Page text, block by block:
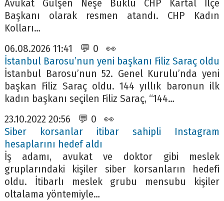
Avukat Gülşen Neşe Büklü CHP Kartal İlçe
Başkanı olarak resmen atandı. CHP Kadın
Kolları…
06.08.2026 11:41 💬 0 👀
İstanbul Barosu’nun yeni başkanı Filiz Saraç oldu
İstanbul Barosu’nun 52. Genel Kurulu’nda yeni
başkan Filiz Saraç oldu. 144 yıllık baronun ilk
kadın başkanı seçilen Filiz Saraç, “144…
23.10.2022 20:56 💬 0 👀
Siber korsanlar itibar sahipli Instagram
hesaplarını hedef aldı
İş adamı, avukat ve doktor gibi meslek
gruplarındaki kişiler siber korsanların hedefi
oldu. İtibarlı meslek grubu mensubu kişiler
oltalama yöntemiyle…